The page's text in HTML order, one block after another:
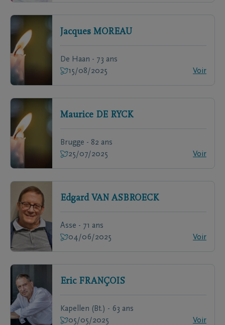
Jacques MOREAU
De Haan - 73 ans
15/08/2025
Voir
Maurice DE RYCK
Brugge - 82 ans
25/07/2025
Voir
Edgard VAN ASBROECK
Asse - 71 ans
04/06/2025
Voir
Eric FRANÇOIS
Kapellen (Bt.) - 63 ans
05/05/2025
Voir